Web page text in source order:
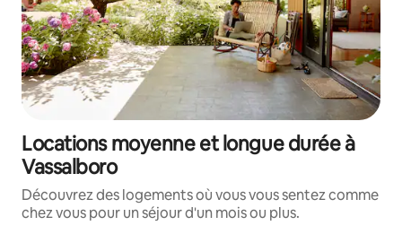
Locations moyenne et longue durée à
Vassalboro
Découvrez des logements où vous vous sentez comme
chez vous pour un séjour d'un mois ou plus.